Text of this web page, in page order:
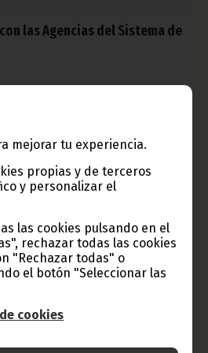
mejorar tu experiencia.
propias y de terceros
y personalizar el
las cookies pulsando en el
rechazar todas las cookies
"Rechazar todas" o
el botón "Seleccionar las
cookies
las Agencias del Sistema de
han iniciado los trabajos de análisis
de las Naciones Unidas para
de Guinea Ecuatorial, en vigor